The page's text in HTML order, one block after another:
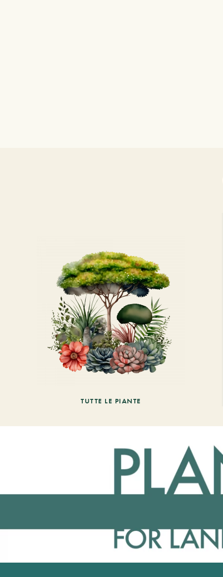
TUTTE LE PIANTE